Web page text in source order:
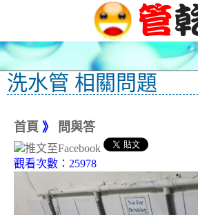
洗水管 相關問題
首頁 》 問與答
觀看次數：25978